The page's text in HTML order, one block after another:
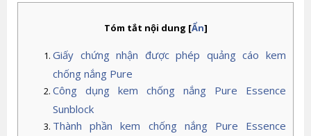
Tóm tắt nội dung [Ẩn]
Giấy chứng nhận được phép quảng cáo kem
chống nắng Pure
Công dụng kem chống nắng Pure Essence
Sunblock
Thành phần kem chống nắng Pure Essence